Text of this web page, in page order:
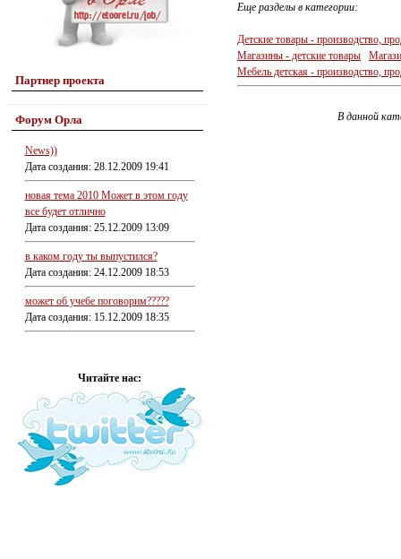
Партнер проекта
Форум Орла
News))
Дата создания: 28.12.2009 19:41
новая тема 2010 Может в этом году
все будет отлично
Дата создания: 25.12.2009 13:09
в каком году ты выпустился?
Дата создания: 24.12.2009 18:53
может об учебе поговорим?????
Дата создания: 15.12.2009 18:35
Читайте нас:
Еще разделы в категории:
Детские товары - производство,
Магазины - детские товары
Мебель детская - производство,
В данной